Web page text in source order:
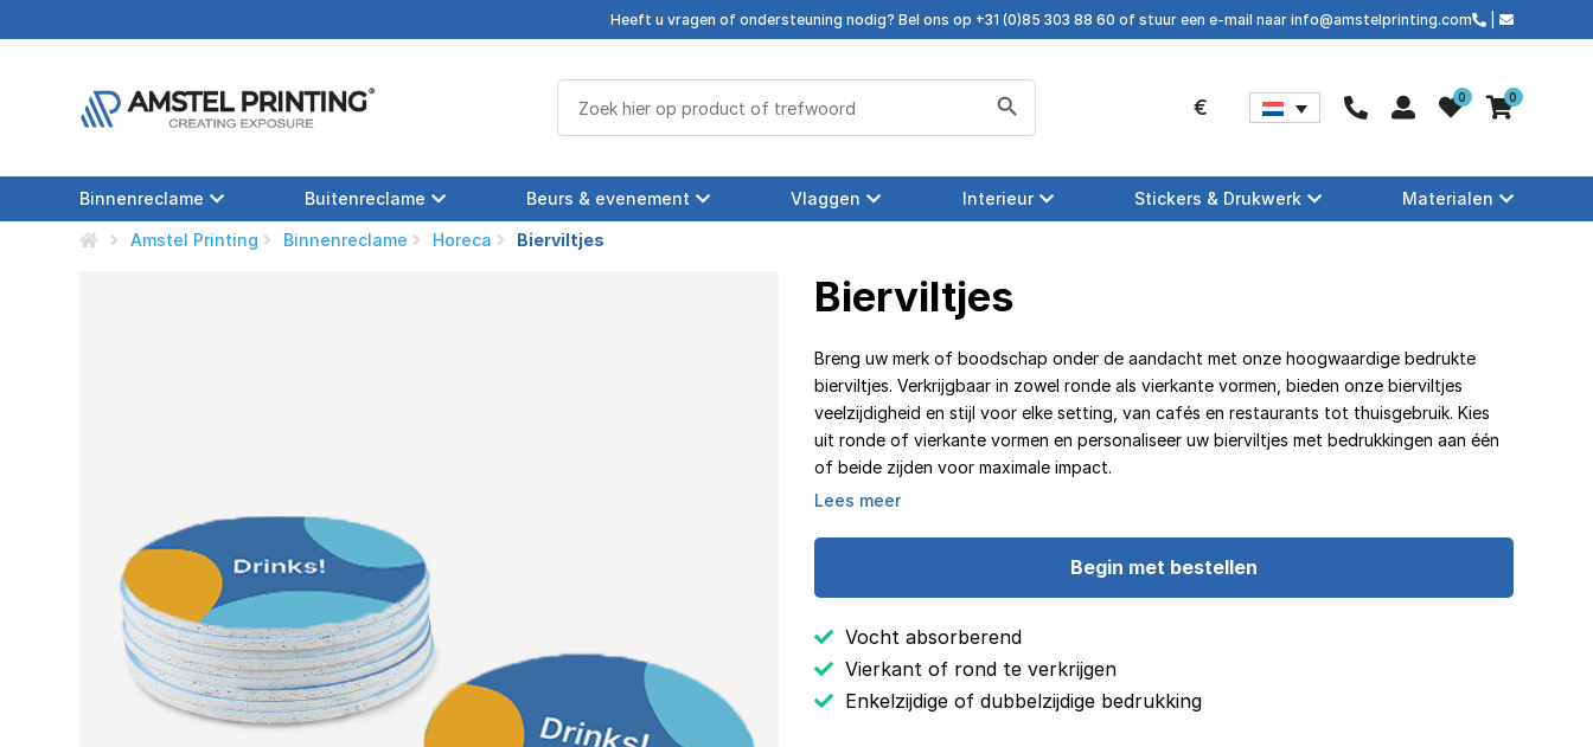
Heeft u vragen of ondersteuning nodig? Bel ons op +31 (0)85 303 88 60 of stuur een e-mail naar info@amstelprinting.com
naar:
Zoekknop
€ 0 0
Binnenreclame Buitenreclame Beurs & evenement Vlaggen Interieur Stickers & Drukwerk Materialen
Amstel Printing Binnenreclame Horeca Bierviltjes
Bierviltjes
Breng uw merk of boodschap onder de aandacht met onze hoogwaardige bedrukte
bierviltjes. Verkrijgbaar in zowel ronde als vierkante vormen, bieden onze bierviltjes
veelzijdigheid en stijl voor elke setting, van cafés en restaurants tot thuisgebruik. Kies
uit ronde of vierkante vormen en personaliseer uw bierviltjes met bedrukkingen aan één
of beide zijden voor maximale impact.
Lees meer
Begin met bestellen
Vocht absorberend
Vierkant of rond te verkrijgen
Enkelzijdige of dubbelzijdige bedrukking